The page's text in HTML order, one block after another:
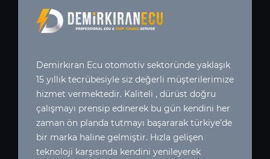
Demirkıran Ecu otomotiv sektoründe yaklaşık
15 yıllık tecrübesiyle siz değerli müşterilerimize
hizmet vermektedir. Kaliteli , dürüst doğru
çalışmayı prensip edinerek bu gün kendini her
zaman ön planda tutmayı başararak türkiye’de
bir marka haline gelmiştir. Hızla gelişen
teknoloji karşısında kendini yenileyerek